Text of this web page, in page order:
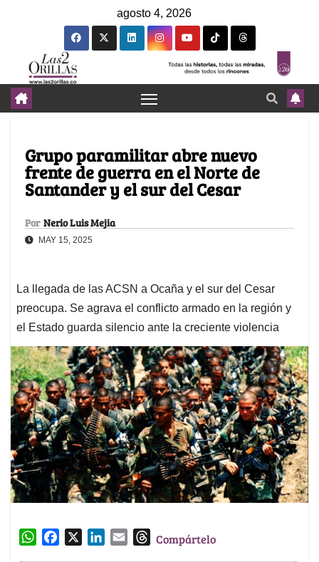
agosto 4, 2026
Grupo paramilitar abre nuevo
frente de guerra en el Norte de
Santander y el sur del Cesar
Por Nerio Luis Mejia
MAY 15, 2025
La llegada de las ACSN a Ocaña y el sur del Cesar
preocupa. Se agrava el conflicto armado en la región y
el Estado guarda silencio ante la creciente violencia
W
TCompártelo